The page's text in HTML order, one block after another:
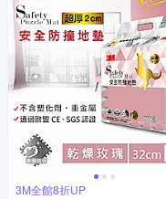
3M全館8折UP